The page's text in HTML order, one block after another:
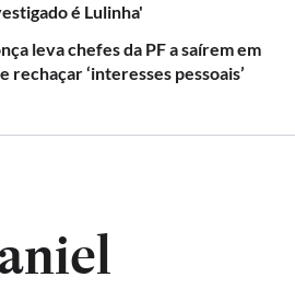
é Lulinha'
leva chefes da PF a saírem em
rechaçar ‘interesses pessoais’